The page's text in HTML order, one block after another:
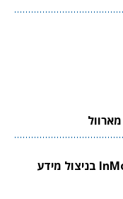
קרן Steel מאשימה את מנכ"ל InMode בניצול מידע